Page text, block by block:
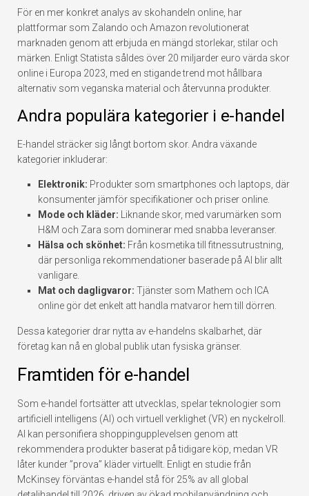
För en mer konkret analys av skohandeln online, har
plattformar som Zalando och Amazon revolutionerat
marknaden genom att erbjuda en mängd storlekar, stilar och
märken. Enligt Statista såldes över 20 miljarder euro värda skor
online i Europa 2023, med en stigande trend mot hållbara
alternativ som veganska material och återvunna produkter.
Andra populära kategorier i e-handel
E-handel sträcker sig långt bortom skor. Andra växande
kategorier inkluderar:
Elektronik: Produkter som smartphones och laptops, där
konsumenter jämför specifikationer och priser online.
Mode och kläder: Liknande skor, med varumärken som
H&M och Zara som dominerar med snabba leveranser.
Hälsa och skönhet: Från kosmetika till fitnessutrustning,
där personliga rekommendationer baserade på AI blir allt
vanligare.
Mat och dagligvaror: Tjänster som Mathem och ICA
online gör det enkelt att handla matvaror hem till dörren.
Dessa kategorier drar nytta av e-handelns skalbarhet, där
företag kan nå en global publik utan fysiska gränser.
Framtiden för e-handel
Som e-handel fortsätter att utvecklas, spelar teknologier som
artificiell intelligens (AI) och virtuell verklighet (VR) en nyckelroll.
AI kan personifiera shoppingupplevelsen genom att
rekommendera produkter baserat på tidigare köp, medan VR
låter kunder ”prova” kläder virtuellt. Enligt en studie från
McKinsey förväntas e-handel stå för 25% av all global